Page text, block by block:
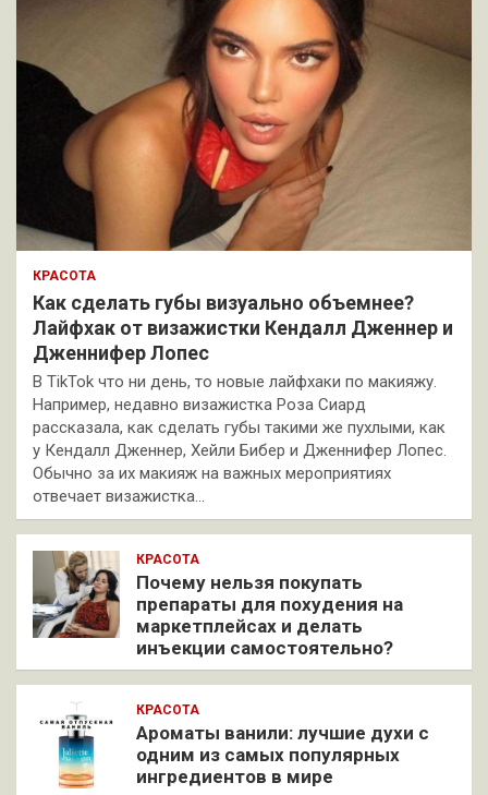
КРАСОТА
Как сделать губы визуально объемнее?
Лайфхак от визажистки Кендалл Дженнер и
Дженнифер Лопес
В TikTok что ни день, то новые лайфхаки по макияжу.
Например, недавно визажистка Роза Сиард
рассказала, как сделать губы такими же пухлыми, как
у Кендалл Дженнер, Хейли Бибер и Дженнифер Лопес.
Обычно за их макияж на важных мероприятиях
отвечает визажистка…
КРАСОТА
Почему нельзя покупать
препараты для похудения на
маркетплейсах и делать
инъекции самостоятельно?
КРАСОТА
Ароматы ванили: лучшие духи с
одним из самых популярных
ингредиентов в мире